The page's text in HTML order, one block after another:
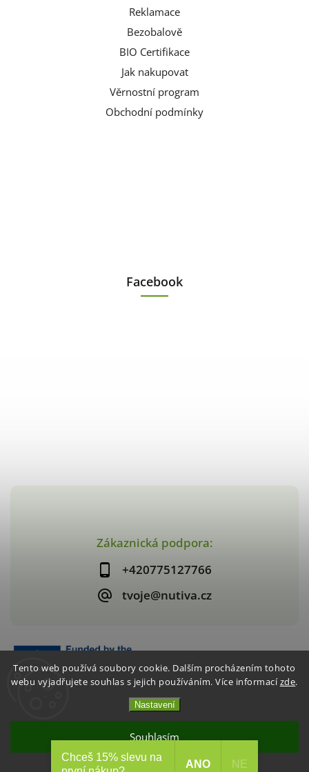
Tento web používá soubory cookie. Dalším procházením tohoto
webu vyjadřujete souhlas s jejich používáním. Více informacízde.
Nastavení
Souhlasím
Akce 2+1 Křupavé jahody / mango
Zákaznická podpora:
+420775127766
tvoje@nutiva.cz
Reklamace
Bezobalově
BIO Certifikace
Jak nakupovat
Věrnostní program
Obchodní podmínky
Facebook
nutiva.cz
Shoptet | Design
Chceš 15% slevu na
ANO NE